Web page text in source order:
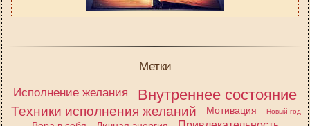
Метки
Исполнение желания
Внутреннее состояние
Техники исполнения желаний Мотивация Новый год